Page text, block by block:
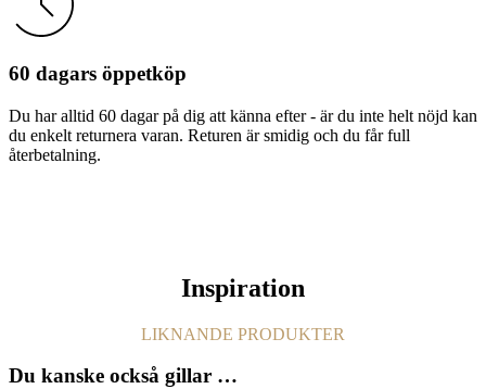
60 dagars öppetköp
Du har alltid 60 dagar på dig att känna efter - är du inte helt nöjd kan
du enkelt returnera varan. Returen är smidig och du får full
återbetalning.
Inspiration
LIKNANDE PRODUKTER
Du kanske också gillar …